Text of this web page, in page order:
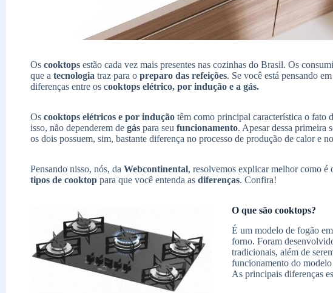
Os cooktops estão cada vez mais presentes nas cozinhas do Brasil. Os
que a tecnologia traz para o preparo das refeições. Se você está pensando
diferenças entre os cooktops elétrico, por indução e a gás.
Os cooktops elétricos e por indução têm como principal característica o fato
isso, não dependerem de gás para seu funcionamento. Apesar dessa primeira
os dois possuem, sim, bastante diferença no processo de produção de calor e
Pensando nisso, nós, da Webcontinental, resolvemos explicar melhor como é
tipos de cooktop para que você entenda as diferenças. Confira!
O que são cooktops?
É um modelo de fogão
forno. Foram
tradicionais, além de
funcionamento do
As principais diferenças